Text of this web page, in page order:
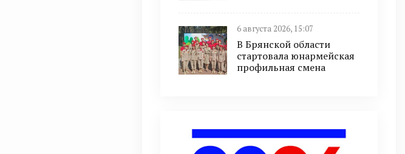
6 августа 2026, 15:07
В Брянской области
стартовала юнармейская
профильная смена